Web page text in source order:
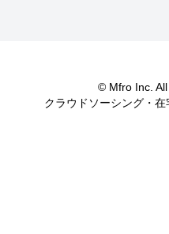
© Mfro Inc. All
クラウドソーシング・在